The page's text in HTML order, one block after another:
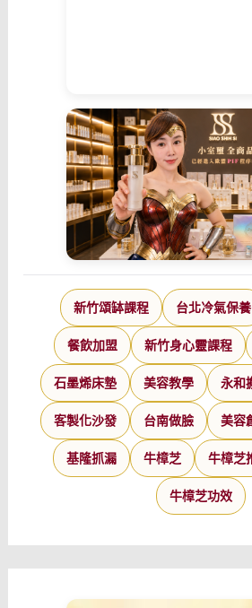
新竹頌缽課程 台北冷氣保養
餐飲加盟 新竹身心靈課程
石墨烯床墊 美容教學 永和
客製化沙發 台南做臉 美容
基隆抓漏 牛樟芝 牛樟芝
牛樟芝功效